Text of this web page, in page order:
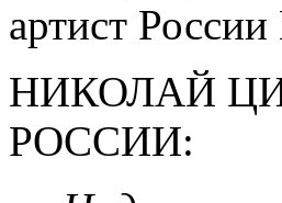
артист
НИКОЛАЙ
РОССИИ: